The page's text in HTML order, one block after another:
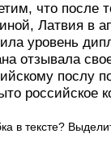
что после
Латвия в
уровень
отзывала
послу
российское
в тексте?